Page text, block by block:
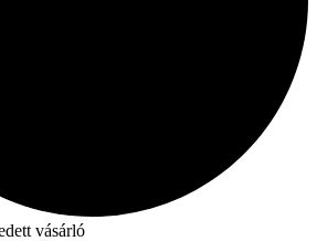
vásárló